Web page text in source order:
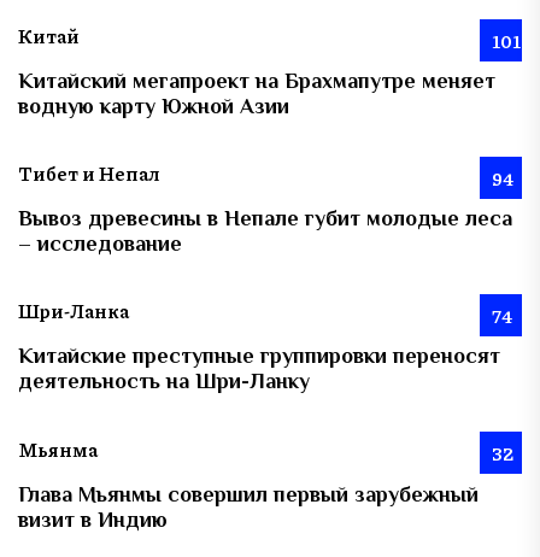
Китай 101
Китайский мегапроект на Брахмапутре меняет
водную карту Южной Азии
Тибет и Непал 94
Вывоз древесины в Непале губит молодые леса
– исследование
Шри-Ланка 74
Китайские преступные группировки переносят
деятельность на Шри-Ланку
Мьянма 32
Глава Мьянмы совершил первый зарубежный
визит в Индию